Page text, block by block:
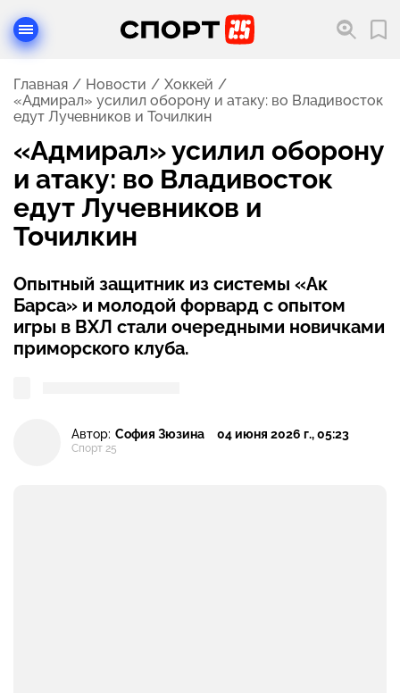
Главная Новости
Хоккей
«Адмирал» усилил оборону и атаку: во Владивосток
едут Лучевников и Точилкин
«Адмирал» усилил оборону
и атаку: во Владивосток
едут Лучевников и
Точилкин
Опытный защитник из системы «Ак
Барса» и молодой форвард с опытом
игры в ВХЛ стали очередными новичками
приморского клуба.
Автор: София Зюзина
Спорт 25
04 июня 2026 г., 05:23